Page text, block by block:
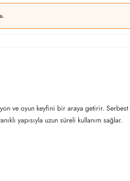
ve oyun keyfini bir araya getirir. Serbest
yapısıyla uzun süreli kullanım sağlar.